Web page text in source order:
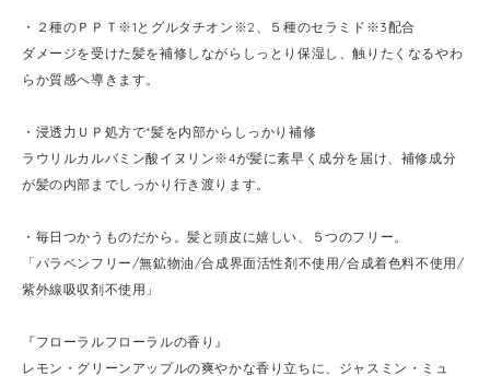
・２種のＰＰＴ※1とグルタチオン※2、５種のセラミド※3配合
ダメージを受けた髪を補修しながらしっとり保湿し、触りたくなるやわ
らか質感へ導きます。
・浸透力ＵＰ処方で*髪を内部からしっかり補修
ラウリルカルバミン酸イヌリン※4が髪に素早く成分を届け、補修成分
が髪の内部までしっかり行き渡ります。
・毎日つかうものだから。髪と頭皮に嬉しい、５つのフリー。
「パラベンフリー/無鉱物油/合成界面活性剤不使用/合成着色料不使用/
紫外線吸収剤不使用」
『フローラルフローラルの香り』
レモン・グリーンアップルの爽やかな香り立ちに、ジャスミン・ミュ